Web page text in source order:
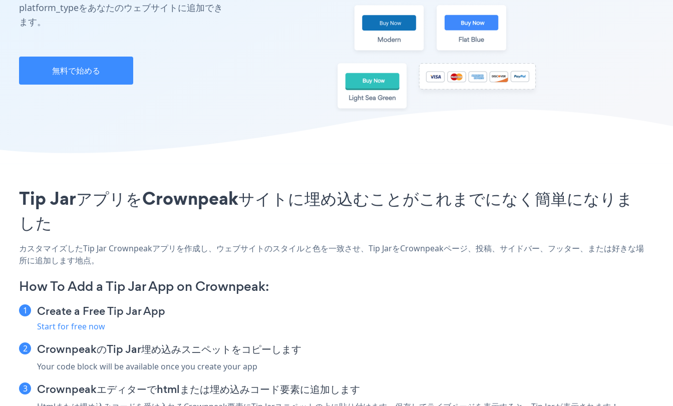
platform_typeをあなたのウェブサイトに追加でき
ます。
無料で始める
Tip JarアプリをCrownpeakサイトに埋め込むことがこれまでになく簡単になりま
した
カスタマイズしたTip Jar Crownpeakアプリを作成し、ウェブサイトのスタイルと色を一致させ、Tip JarをCrownpeakページ、投稿、サイドバー、フッター、または好きな場
所に追加します地点。
How To Add a Tip Jar App on Crownpeak:
Create a Free Tip Jar App
Start for free now
CrownpeakのTip Jar埋め込みスニペットをコピーします
Your code block will be available once you create your app
Crownpeakエディターでhtmlまたは埋め込みコード要素に追加します